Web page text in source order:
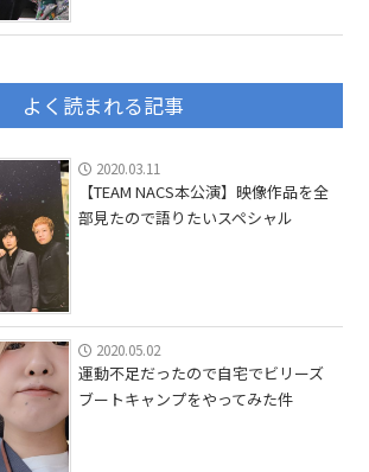
よく読まれる記事
2020.03.11
【TEAM NACS本公演】映像作品を全
部見たので語りたいスペシャル
2020.05.02
運動不足だったので自宅でビリーズ
ブートキャンプをやってみた件